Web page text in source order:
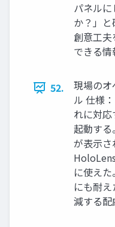
パネル
か？」
創意工
できる
52.
現場のオ
ル 仕様
れに対
起動する
が表示さ
に使え
にも耐
減する配